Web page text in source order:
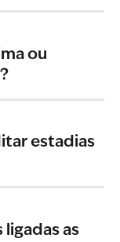
ou
estadias
as